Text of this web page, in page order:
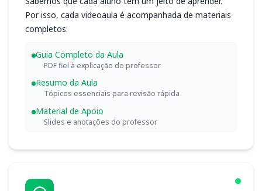
Por isso, cada videoaula é acompanhada de materiais
completos:
Guia Completo da Aula
PDF fiel à explicação do professor
Resumo da Aula
Tópicos essenciais para revisão rápida
Material de Apoio
Slides e anotações do professor